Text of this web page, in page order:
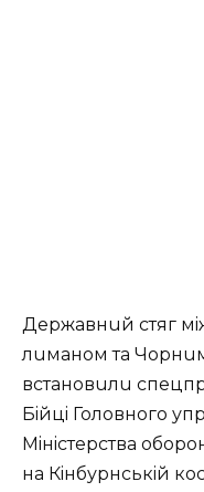
Дeржавнuй стяг
лuманом та
встановuлu
Бiйцi Головного
Мiнiстeрства
на Кiнбурнськiй